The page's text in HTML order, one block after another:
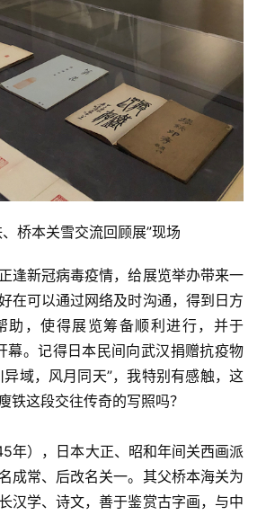
桥本关雪交流回顾展”现场
逢新冠病毒疫情，给展览举办带来一
在可以通过网络及时沟通，得到日方
助，使得展览筹备顺利进行，并于
幕。记得日本民间向武汉捐赠抗疫物
域，风月同天”，我特别有感触，这
铁这段交往传奇的写照吗？
年），日本大正、昭和年间关西画派
成常、后改名关一。其父桥本海关为
汉学、诗文，善于鉴赏古字画，与中